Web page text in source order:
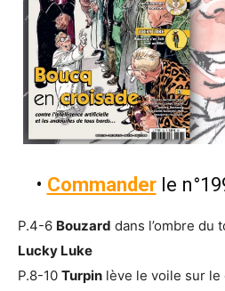
• Commanderle
P.4-6 Bouzard dans l’ombre du
Lucky Luke
P.8-10 Turpin lève le voile sur le